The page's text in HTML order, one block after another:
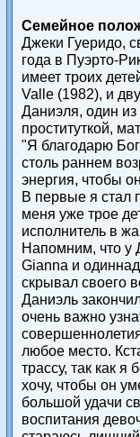
Семейное
Джеки Гуеридо,
года в Пуэрто-
имеет троих
Valle (1982), и
Даниэля, один из
проституткой,
"Я благодарю
столь раннем
энергия, чтобы
В первые я стал
меня уже трое
исполнитель в
Напомним, что у
Gianna и
скрывал своего
Даниэль
очень важно
любое место.
трассу, так как
хочу, чтобы он
большой удачи
воспитания